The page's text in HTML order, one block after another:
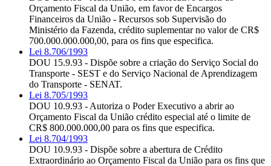
Orçamento Fiscal da União, em favor de Encargos
Financeiros da União - Recursos sob Supervisão do
Ministério da Fazenda, crédito suplementar no valor de CR$
700.000.000.000,00, para os fins que especifica.
Lei 8.706/1993
DOU 15.9.93 - Dispõe sobre a criação do Serviço Social do
Transporte - SEST e do Serviço Nacional de Aprendizagem
do Transporte - SENAT.
Lei 8.705/1993
DOU 10.9.93 - Autoriza o Poder Executivo a abrir ao
Orçamento Fiscal da União crédito especial até o limite de
CR$ 800.000.000,00 para os fins que especifica.
Lei 8.704/1993
DOU 10.9.93 - Dispõe sobre a abertura de Crédito
Extraordinário ao Orçamento Fiscal da União para os fins que